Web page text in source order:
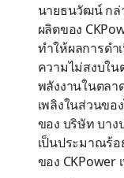
นายธนวัฒน์ กล่
ผลิตของ
ทำให้ผลการด
ความไม่สงบใ
พลังงานในตลา
เพลิงในส่วนข
ของ บริษัท บาง
เป็นประมาณร้
ของ CKPower